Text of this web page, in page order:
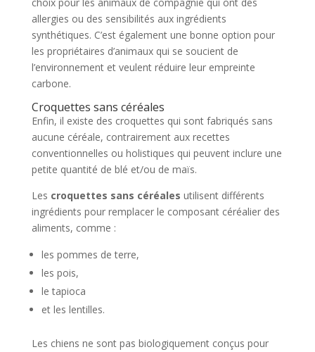
allergies ou des sensibilités aux ingrédients
synthétiques. C’est également une bonne option pour
les propriétaires d’animaux qui se soucient de
l’environnement et veulent réduire leur empreinte
carbone.
Croquettes sans céréales
Enfin, il existe des croquettes qui sont fabriqués sans
aucune céréale, contrairement aux recettes
conventionnelles ou holistiques qui peuvent inclure une
petite quantité de blé et/ou de maïs.
Les croquettes sans céréales utilisent différents
ingrédients pour remplacer le composant céréalier des
aliments, comme :
les pommes de terre,
les pois,
le tapioca
et les lentilles.
Les chiens ne sont pas biologiquement conçus pour